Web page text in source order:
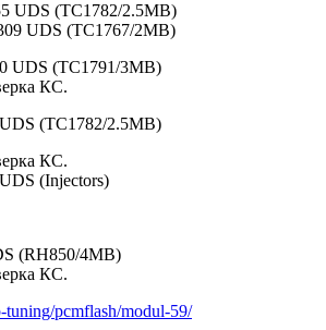
UDS (TC1782/2.5MB)
UDS (TC1767/2MB)
UDS (TC1791/3MB)
КС.
(TC1782/2.5MB)
КС.
(Injectors)
(RH850/4MB)
КС.
tuning/pcmflash/modul-59/